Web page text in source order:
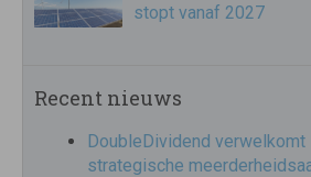
stopt vanaf 2027
Recent nieuws
DoubleDividend
strategische